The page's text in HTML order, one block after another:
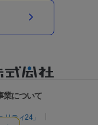
業について
ティ24」